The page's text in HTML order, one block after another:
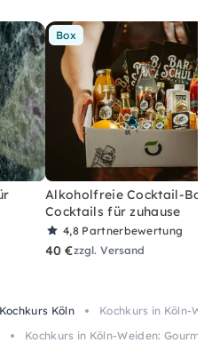
Box
Alkoholfreie Cocktail-Box
Cocktails für zuhause
4,8 Partnerbewertung
40 €zzgl. Versand
Kochkurs Köln
Kochkurs in Köln-
Kochkurs in Köln-Weiden: